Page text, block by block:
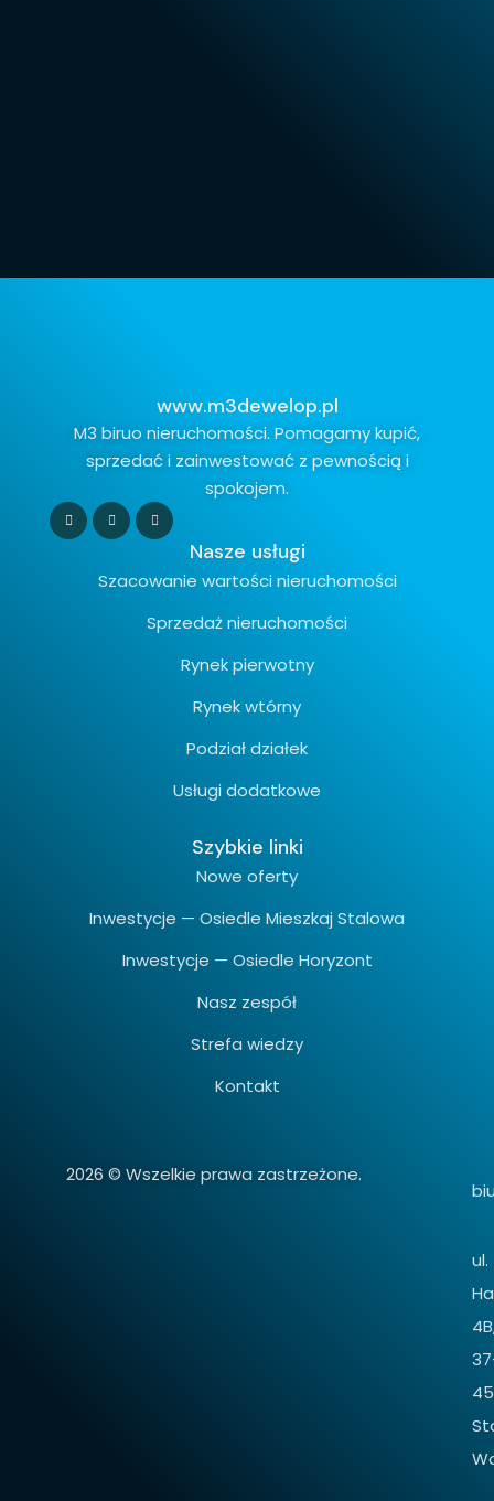
www.m3dewelop.pl
M3 biruo nieruchomości. Pomagamy kupić,
sprzedać i zainwestować z pewnością i
spokojem.
Nasze usługi
Szacowanie wartości nieruchomości
Sprzedaż nieruchomości
Rynek pierwotny
Rynek wtórny
Podział działek
Usługi dodatkowe
Szybkie linki
Nowe oferty
Inwestycje — Osiedle Mieszkaj Stalowa
Inwestycje — Osiedle Horyzont
Nasz zespół
Strefa wiedzy
Kontakt
2026 © Wszelkie prawa zastrzeżone.
ul.